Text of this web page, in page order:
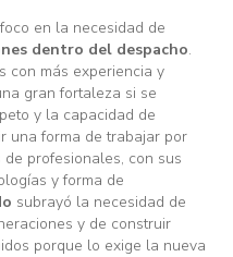
en la necesidad de
dentro del despacho.
con más experiencia y
gran fortaleza si se
y la capacidad de
una forma de trabajar por
profesionales, con sus
y forma de
subrayó la necesidad de
y de construir
porque lo exige la nueva